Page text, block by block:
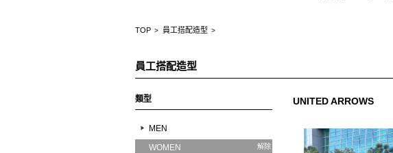
TOP > 員工搭配造型 >
員工搭配造型
類型
MEN
WOMEN
解除
UNITED ARROWS